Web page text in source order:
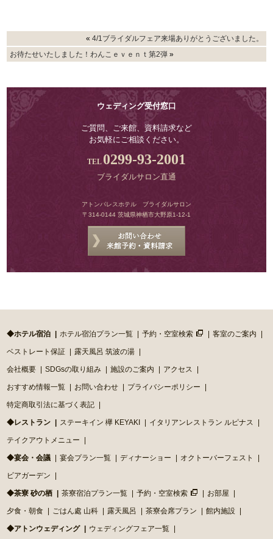
« 4/1ブライダルフェア来場ありがとうございました。
お待たせいたしました！わんこｅｖｅｎｔ第2弾 »
ウェディング受付窓口
ご質問、ご来館、資料請求など
お気軽にご相談ください。
0299-93-2001
ブライダルサロン直通
アトンパレスホテル ブライダルサロン
〒314-0144 茨城県神栖市大野原1-12-1
◆ホテル宿泊 ホテル宿泊プラン一覧 予約・空室検索 客室のご案内
ベストレート保証 露天風呂 筑波の湯
会社概要 SDGsの取り組み 施設のご案内 アクセス
おすすめ情報一覧 お問い合わせ プライバシーポリシー
特定商取引法に基づく表記
◆レストラン ステーキイン 欅 KEYAKI イタリアンレストラン ルピナス
テイクアウトメニュー
◆宴会・会議 宴会プラン一覧 ディナーショー オクトーバーフェスト
ビアガーデン
◆茶寮 砂の栖 茶寮宿泊プラン一覧 予約・空室検索 お部屋
夕食・朝食 ごはん處 山科 露天風呂 茶寮会席プラン 館内施設
◆アトンウェディング ウェディングフェア一覧